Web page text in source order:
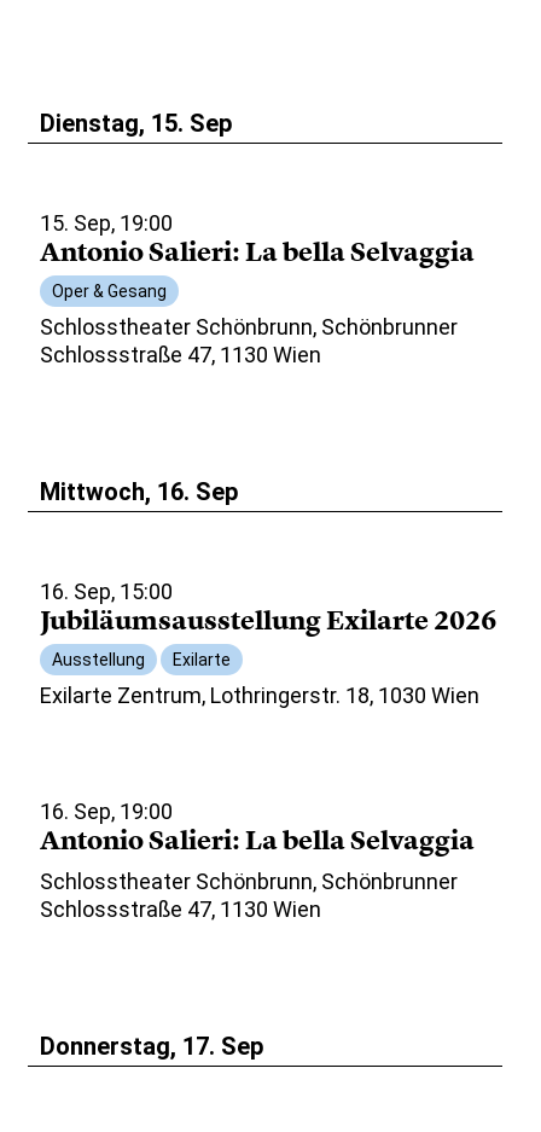
Dienstag, 15. Sep
15. Sep, 19:00
Antonio Salieri: La bella Selvaggia
Oper & Gesang
Schlosstheater Schönbrunn, Schönbrunner
Schlossstraße 47, 1130 Wien
Mittwoch, 16. Sep
16. Sep, 15:00
Jubiläumsausstellung Exilarte 2026
Ausstellung Exilarte
Exilarte Zentrum, Lothringerstr. 18, 1030 Wien
16. Sep, 19:00
Antonio Salieri: La bella Selvaggia
Schlosstheater Schönbrunn, Schönbrunner
Schlossstraße 47, 1130 Wien
Donnerstag, 17. Sep